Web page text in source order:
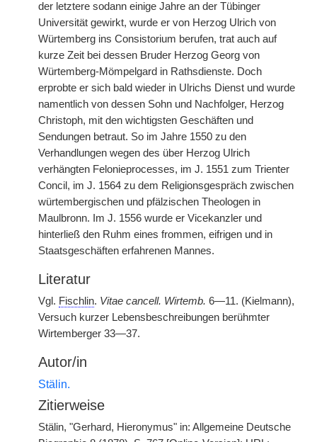
der letztere sodann einige Jahre an der Tübinger
Universität gewirkt, wurde er von Herzog Ulrich von
Würtemberg ins Consistorium berufen, trat auch auf
kurze Zeit bei dessen Bruder Herzog Georg von
Würtemberg-Mömpelgard in Rathsdienste. Doch
erprobte er sich bald wieder in Ulrichs Dienst und wurde
namentlich von dessen Sohn und Nachfolger, Herzog
Christoph, mit den wichtigsten Geschäften und
Sendungen betraut. So im Jahre 1550 zu den
Verhandlungen wegen des über Herzog Ulrich
verhängten Felonieprocesses, im J. 1551 zum Trienter
Concil, im J. 1564 zu dem Religionsgespräch zwischen
würtembergischen und pfälzischen Theologen in
Maulbronn. Im J. 1556 wurde er Vicekanzler und
hinterließ den Ruhm eines frommen, eifrigen und in
Staatsgeschäften erfahrenen Mannes.
Literatur
Vgl. Fischlin. Vitae cancell. Wirtemb. 6—11. (Kielmann),
Versuch kurzer Lebensbeschreibungen berühmter
Wirtemberger 33—37.
Autor/in
Stälin.
Zitierweise
Stälin, "Gerhard, Hieronymus" in: Allgemeine Deutsche